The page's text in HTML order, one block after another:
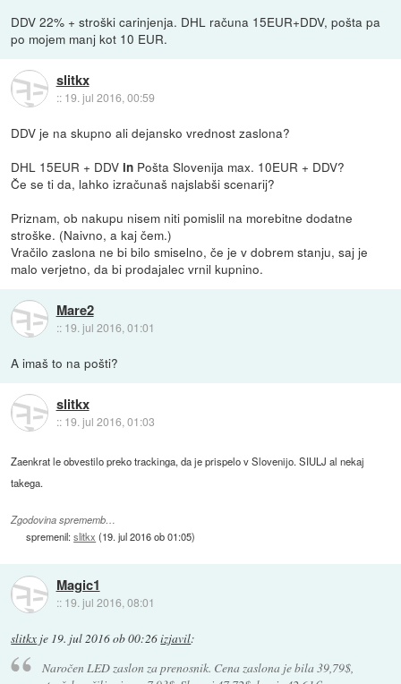
DDV 22% + stroški carinjenja. DHL računa 15EUR+DDV, pošta pa
po mojem manj kot 10 EUR.
slitkx
:: 19. jul 2016, 00:59
DDV je na skupno ali dejansko vrednost zaslona?
DHL 15EUR + DDV in Pošta Slovenija max. 10EUR + DDV?
Če se ti da, lahko izračunaš najslabši scenarij?
Priznam, ob nakupu nisem niti pomislil na morebitne dodatne
stroške. (Naivno, a kaj čem.)
Vračilo zaslona ne bi bilo smiselno, če je v dobrem stanju, saj je
malo verjetno, da bi prodajalec vrnil kupnino.
Mare2
:: 19. jul 2016, 01:01
A imaš to na pošti?
slitkx
:: 19. jul 2016, 01:03
Zaenkrat le obvestilo preko trackinga, da je prispelo v Slovenijo. SIULJ al nekaj
takega.
Zgodovina sprememb…
spremenil:slitkx (19. jul 2016 ob 01:05)
Magic1
:: 19. jul 2016, 08:01
slitkx je 19. jul 2016 ob 00:26izjavil:
Naročen LED zaslon za prenosnik. Cena zaslona je bila 39,79$,